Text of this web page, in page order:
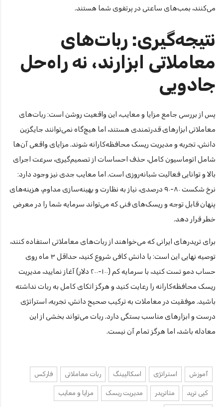
می‌کنند، بمب‌های ساعتی در پرتفوی شما هستند.
نتیجه‌گیری: ربات‌های
معاملاتی ابزارند، نه راه‌حل
جادویی
پس از بررسی جامع مزایا و معایب، این واقعیت روشن است: ربات‌های
معاملاتی ابزارهای قدرتمندی هستند، اما هیچ‌گاه نمی‌توانند جایگزین
دانش، تجربه و مدیریت ریسک محافظه‌کارانه شوند. مزایای واقعی آن‌ها
شامل اتوماسیون کامل، حذف احساسات از تصمیم‌گیری، سرعت اجرای
بالا و توانایی فعالیت شبانه‌روزی است. اما معایب جدی نیز وجود دارد:
نرخ شکست ۸۰-۹۰ درصدی، نیاز به نظارت و بهینه‌سازی مداوم، هزینه‌های
پنهان قابل توجه و ریسک‌های فنی که می‌تواند سرمایه شما را در معرض
خطر قرار دهد.
برای تریدرهای ایرانی که می‌خواهند از ربات‌های معاملاتی استفاده کنند،
توصیه نهایی این است: با دانش کافی شروع کنید، حداقل ۳ ماه روی
حساب دمو تست کنید، با سرمایه کم (۱۰۰-۲۰۰ دلار) آغاز نمایید، مدیریت
ریسک محافظه‌کارانه را رعایت کنید و هرگز اتکای کامل به ربات نداشته
باشید. موفقیت در معاملات به ترکیب صحیح دانش، تجربه، استراتژی
درست و ابزارهای مناسب بستگی دارد. ربات می‌تواند بخشی از این
معادله باشد، اما هرگز تمام آن نیست.
آموزش استراتژی اسکالپینگ ربات معاملاتی فارکس
کپی ترید متاتریدر مدیریت ریسک مزایا و معایب